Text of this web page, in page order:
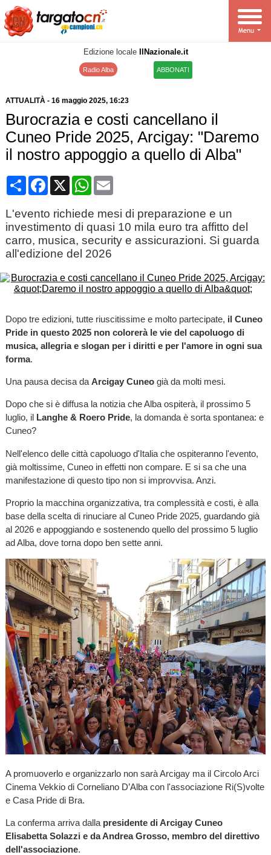
Edizione locale IlNazionale.it
Radio Alba ABBONATI
ATTUALITÀ- 16 maggio 2025, 16:23
Burocrazia e costi cancellano il
Cuneo Pride 2025, Arcigay: "Daremo
il nostro appoggio a quello di Alba"
CondividiFacebook
X WhatsApp
Email
L'evento richiede mesi di preparazione e un
investimento di quasi 10 mila euro tra affitto del
carro, musica, security e assicurazioni. Si guarda
all'edizione del 2026
Dopo tre edizioni, tutte riuscitissime e molto partecipate, il Cuneo
Pride in questo 2025 non colorerà le vie del capoluogo di
musica, allegria e slogan per i diritti e per l'amore in ogni sua
forma.
Una pausa decisa da Arcigay Cuneogià da molti mesi.
Dopo che si è diffusa la notizia che Alba ospiterà, il prossimo 5
luglio, il Langhe & Roero Pride, la domanda è sorta spontanea: e
Cuneo?
Nell'elenco delle città capoluogo d'Italia che ospiteranno l'evento,
già moltissime, Cuneo in effetti non compare. E si sa che una
manifestazione di questo tipo non si improvvisa. Anzi.
Proprio la macchina organizzativa, tra complessità e costi, è alla
base della scelta di rinuciare al Cuneo Pride 2025, guardando già
al 2026 e appoggiando e sostenendo quello del prossimo 5 luglio
ad Alba, dove torna dopo ben sette anni.
A promuoverlo e organizzarlo non sarà Arcigay ma il Circolo Arci
Cinema Vekkio di Corneliano D’Alba con l'associazione Ri(S)volte
e Casa Pride di Bra.
La conferma arriva dallapresidente di Arcigay Cuneo
Elisabetta Solazzi e da Andrea Grosso, membro del direttivo
dell'associazione.